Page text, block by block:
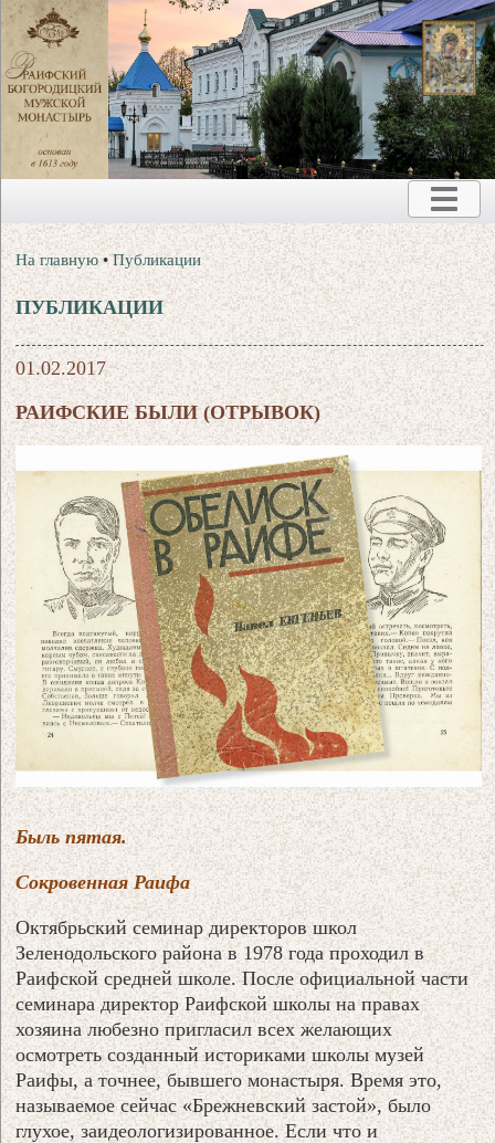
На главную •Публикации
ПУБЛИКАЦИИ
01.02.2017
РАИФСКИЕ БЫЛИ (ОТРЫВОК)
Быль пятая.
Сокровенная Раифа
Октябрьский семинар директоров школ
Зеленодольского района в 1978 года проходил в
Раифской средней школе. После официальной части
семинара директор Раифской школы на правах
хозяина любезно пригласил всех желающих
осмотреть созданный историками школы музей
Раифы, а точнее, бывшего монастыря. Время это,
называемое сейчас «Брежневский застой», было
глухое, заидеологизированное. Если что и